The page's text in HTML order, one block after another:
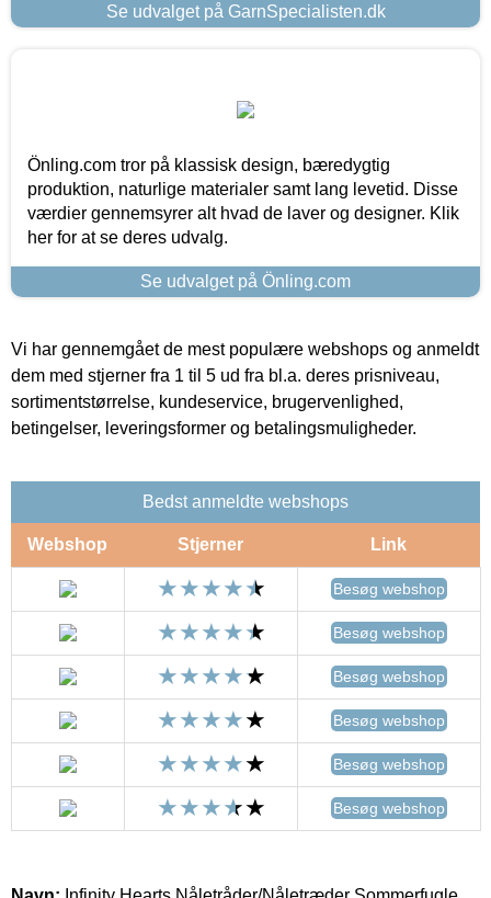
Se udvalget på GarnSpecialisten.dk
Önling.com tror på klassisk design, bæredygtig
produktion, naturlige materialer samt lang levetid. Disse
værdier gennemsyrer alt hvad de laver og designer. Klik
her for at se deres udvalg.
Se udvalget på Önling.com
Vi har gennemgået de mest populære webshops og anmeldt
dem med stjerner fra 1 til 5 ud fra bl.a. deres prisniveau,
sortimentstørrelse, kundeservice, brugervenlighed,
betingelser, leveringsformer og betalingsmuligheder.
Bedst anmeldte webshops
Webshop Stjerner Link
Besøg webshop
Besøg webshop
Besøg webshop
Besøg webshop
Besøg webshop
Besøg webshop